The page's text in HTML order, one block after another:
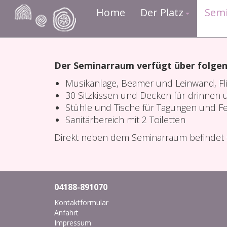
Home Der Platz
Der Seminarraum verfügt über
Musikanlage, Beamer und Leinwand,
30 Sitzkissen und Decken für drinnen
Stühle und Tische für Tagungen und
Sanitärbereich mit 2 Toiletten
Direkt neben dem Seminarraum befindet
04188-891070
Kontaktformular
Anfahrt
Impressum